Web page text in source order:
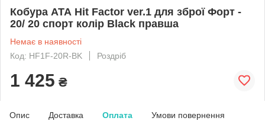
Кобура АТА Hit Factor ver.1 для зброї Форт -
20/ 20 спорт колір Black правша
Немає в наявності
Код: HF1F-20R-BK
Роздріб
1 425 ₴
Опис Доставка Оплата Умови повернення